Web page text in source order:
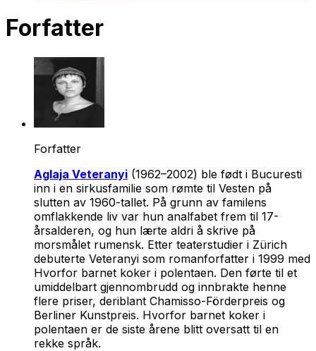
Forfatter
Forfatter
Aglaja Veteranyi (1962–2002) ble født i Bucuresti
inn i en sirkusfamilie som rømte til Vesten på
slutten av 1960-tallet. På grunn av familens
omflakkende liv var hun analfabet frem til 17-
årsalderen, og hun lærte aldri å skrive på
morsmålet rumensk. Etter teaterstudier i Zürich
debuterte Veteranyi som romanforfatter i 1999 med
Hvorfor barnet koker i polentaen. Den førte til et
umiddelbart gjennombrudd og innbrakte henne
flere priser, deriblant Chamisso-Förderpreis og
Berliner Kunstpreis. Hvorfor barnet koker i
polentaen er de siste årene blitt oversatt til en
rekke språk.